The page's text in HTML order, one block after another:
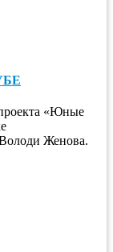
«Юные
Женова.